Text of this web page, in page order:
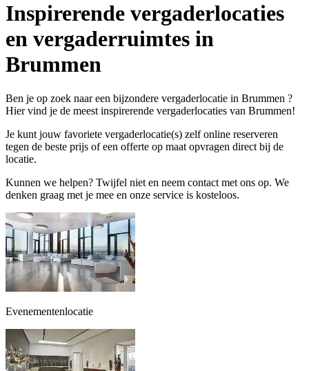
Inspirerende vergaderlocaties
en vergaderruimtes in
Brummen
Ben je op zoek naar een bijzondere vergaderlocatie in Brummen ?
Hier vind je de meest inspirerende vergaderlocaties van Brummen!
Je kunt jouw favoriete vergaderlocatie(s) zelf online reserveren
tegen de beste prijs of een offerte op maat opvragen direct bij de
locatie.
Kunnen we helpen? Twijfel niet en neem contact met ons op. We
denken graag met je mee en onze service is kosteloos.
Evenementenlocatie